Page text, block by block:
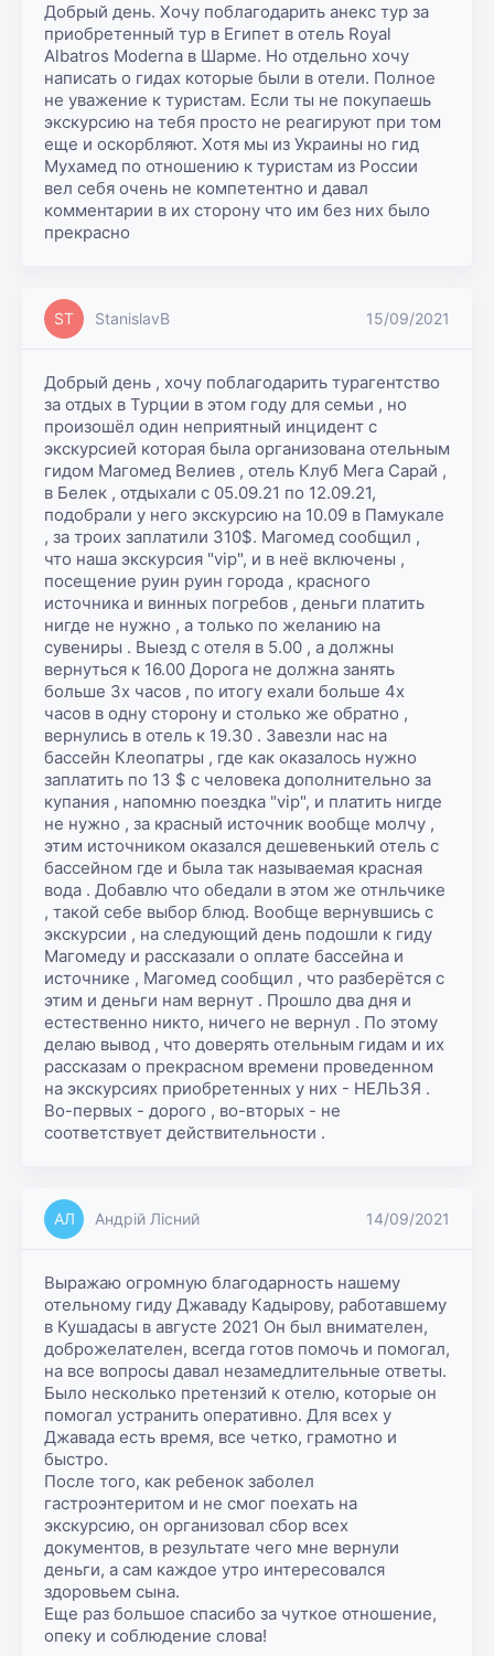
Добрый день. Хочу поблагодарить анекс тур за
приобретенный тур в Египет в отель Royal
Albatros Moderna в Шарме. Но отдельно хочу
написать о гидах которые были в отели. Полное
не уважение к туристам. Если ты не покупаешь
экскурсию на тебя просто не реагируют при том
еще и оскорбляют. Хотя мы из Украины но гид
Мухамед по отношению к туристам из России
вел себя очень не компетентно и давал
комментарии в их сторону что им без них было
прекрасно
ST StanislavB 15/09/2021
Добрый день , хочу поблагодарить турагентство
за отдых в Турции в этом году для семьи , но
произошёл один неприятный инцидент с
экскурсией которая была организована отельным
гидом Магомед Велиев , отель Клуб Мега Сарай ,
в Белек , отдыхали с 05.09.21 по 12.09.21,
подобрали у него экскурсию на 10.09 в Памукале
, за троих заплатили 310$. Магомед сообщил ,
что наша экскурсия "vip", и в неё включены ,
посещение руин руин города , красного
источника и винных погребов , деньги платить
нигде не нужно , а только по желанию на
сувениры . Выезд с отеля в 5.00 , а должны
вернуться к 16.00 Дорога не должна занять
больше 3х часов , по итогу ехали больше 4х
часов в одну сторону и столько же обратно ,
вернулись в отель к 19.30 . Завезли нас на
бассейн Клеопатры , где как оказалось нужно
заплатить по 13 $ с человека дополнительно за
купания , напомню поездка "vip", и платить нигде
не нужно , за красный источник вообще молчу ,
этим источником оказался дешевенький отель с
бассейном где и была так называемая красная
вода . Добавлю что обедали в этом же отнльчике
, такой себе выбор блюд. Вообще вернувшись с
экскурсии , на следующий день подошли к гиду
Магомеду и рассказали о оплате бассейна и
источнике , Магомед сообщил , что разберётся с
этим и деньги нам вернут . Прошло два дня и
естественно никто, ничего не вернул . По этому
делаю вывод , что доверять отельным гидам и их
рассказам о прекрасном времени проведенном
на экскурсиях приобретенных у них - НЕЛЬЗЯ .
Во-первых - дорого , во-вторых - не
соответствует действительности .
АЛ Андрій Лісний 14/09/2021
Выражаю огромную благодарность нашему
отельному гиду Джаваду Кадырову, работавшему
в Кушадасы в августе 2021 Он был внимателен,
доброжелателен, всегда готов помочь и помогал,
на все вопросы давал незамедлительные ответы.
Было несколько претензий к отелю, которые он
помогал устранить оперативно. Для всех у
Джавада есть время, все четко, грамотно и
быстро.
После того, как ребенок заболел
гастроэнтеритом и не смог поехать на
экскурсию, он организовал сбор всех
документов, в результате чего мне вернули
деньги, а сам каждое утро интересовался
здоровьем сына.
Еще раз большое спасибо за чуткое отношение,
опеку и соблюдение слова!